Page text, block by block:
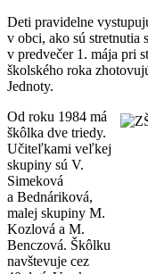
Deti pravidelne
v obci, ako sú stretnutia
v predvečer 1. mája pri
školského roka
Jednoty.
Od roku 1984 má
škôlka dve triedy.
Učiteľkami veľkej
skupiny sú V.
Simeková
a Bednáriková,
malej skupiny M.
Kozlová a M.
Benczová. Škôlku
navštevuje cez